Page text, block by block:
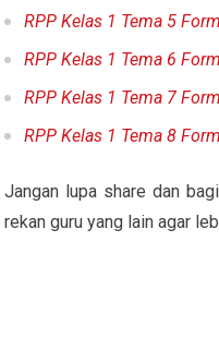
RPP Kelas 1 Tema 5
RPP Kelas 1 Tema 6
RPP Kelas 1 Tema 7
RPP Kelas 1 Tema 8
Jangan lupa share dan
rekan guru yang lain agar